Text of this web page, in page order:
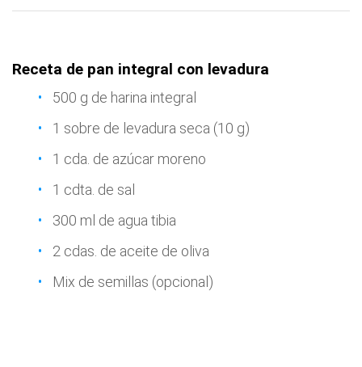
Receta de pan integral con levadura
500 g de harina integral
1 sobre de levadura seca (10 g)
1 cda. de azúcar moreno
1 cdta. de sal
300 ml de agua tibia
2 cdas. de aceite de oliva
Mix de semillas (opcional)